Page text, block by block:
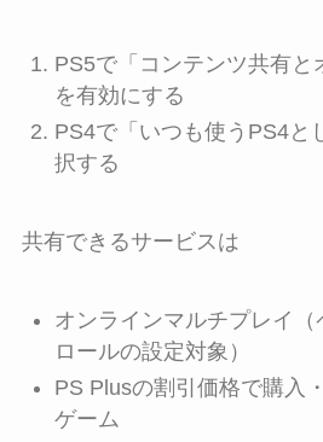
PS5で「コンテンツ共有と
を有効にする
PS4で「いつも使うPS4と
択する
共有できるサービスは
オンラインマルチプレイ（
ロールの設定対象）
PS Plusの割引価格で購入
ゲーム